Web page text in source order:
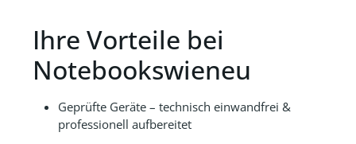
Ihre Vorteile bei
Notebookswieneu
Geprüfte Geräte – technisch einwandfrei &
professionell aufbereitet